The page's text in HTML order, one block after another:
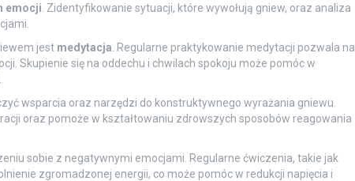
emocji . Zidentyfikowanie sytuacji, które wywołują gniew, oraz analiza
jest medytacja . Regularne praktykowanie medytacji pozwala na
Skupienie się na oddechu i chwilach spokoju może pomóc w
wsparcia oraz narzędzi do konstruktywnego wyrażania gniewu.
oraz pomoże w kształtowaniu zdrowszych sposobów reagowania
sobie z negatywnymi emocjami. Regularne ćwiczenia, takie jak
zgromadzonej energii, co może pomóc w redukcji napięcia i